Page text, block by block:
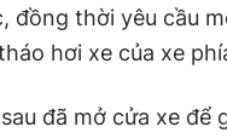
đồng thời yêu cầu
hơi xe của xe
đã mở cửa xe